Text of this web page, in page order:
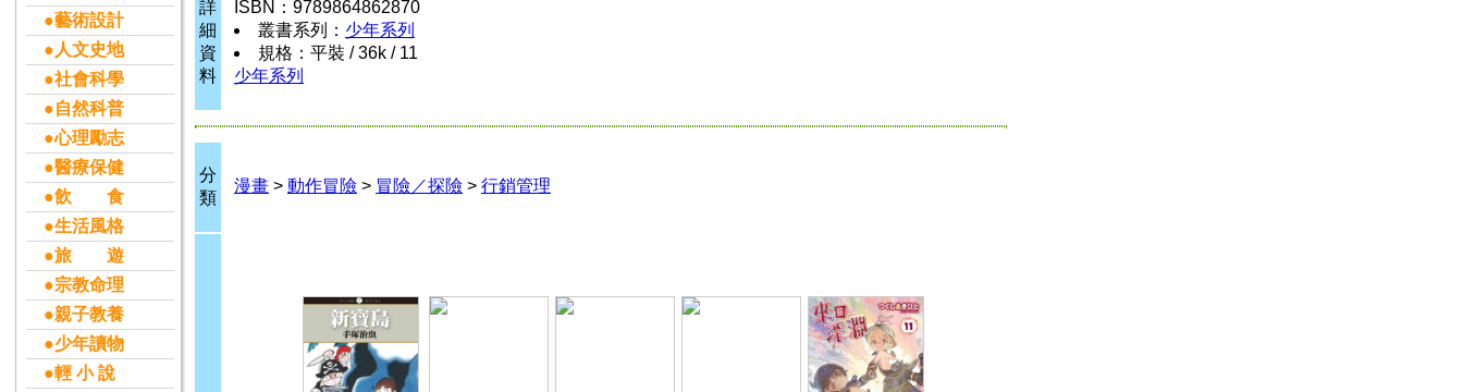
●藝術設計
●人文史地
●社會科學
●自然科普
●心理勵志
●醫療保健
●飲 食
●生活風格
●旅 遊
●宗教命理
●親子教養
●少年讀物
●輕 小 說
詳
細
資
料
ISBN：9789864862870
叢書系列： 少年系列
規格：平裝 / 36k / 11
少年系列
分
類
漫畫 > 動作冒險 > 冒險／探險 > 行銷管理